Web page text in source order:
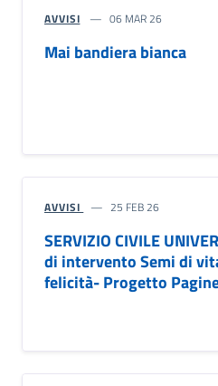
AVVISI 06 MAR 26
Mai bandiera bianca
AVVISI 25 FEB 26
SERVIZIO CIVILE
di intervento Semi di
felicità- Progetto